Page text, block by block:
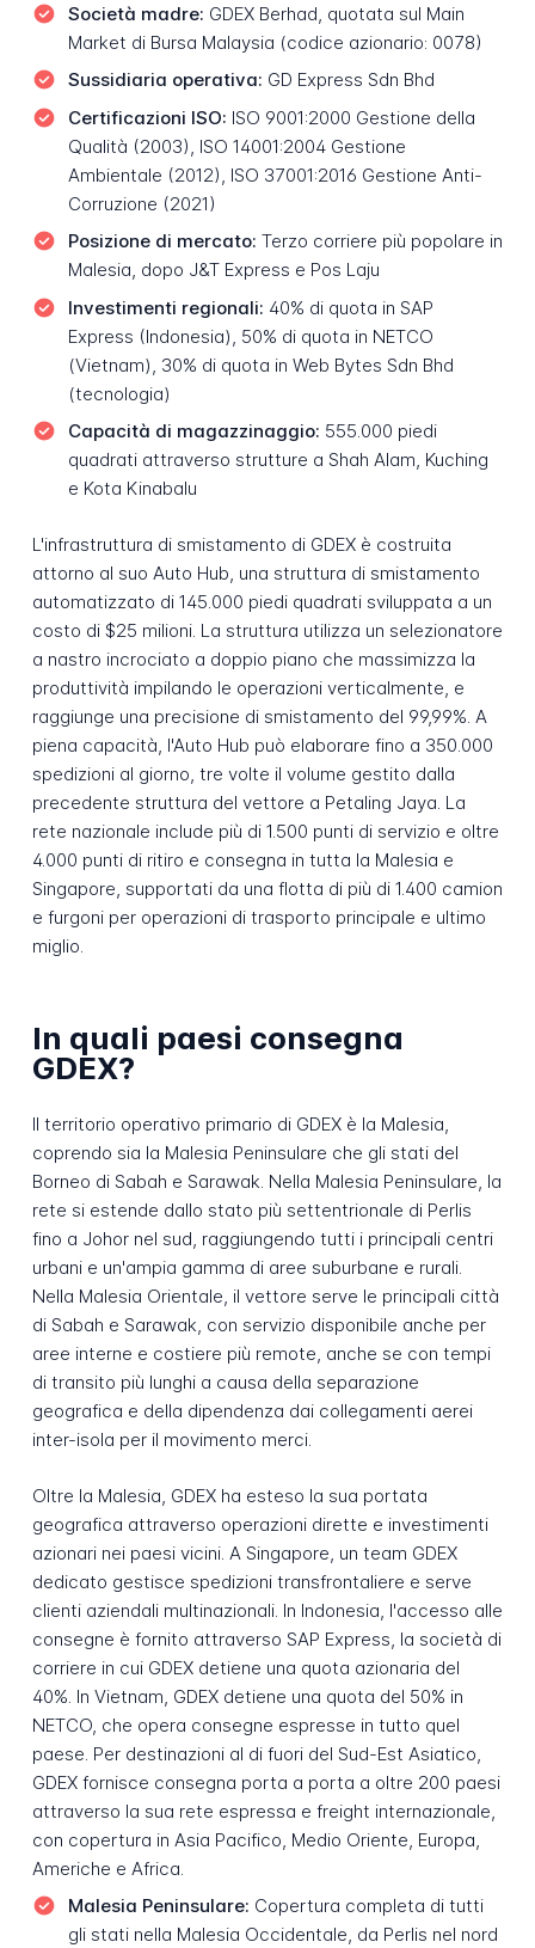
Società madre: GDEX Berhad, quotata sul Main
Market di Bursa Malaysia (codice azionario: 0078)
Sussidiaria operativa: GD Express Sdn Bhd
Certificazioni ISO: ISO 9001:2000 Gestione della
Qualità (2003), ISO 14001:2004 Gestione
Ambientale (2012), ISO 37001:2016 Gestione Anti-
Corruzione (2021)
Posizione di mercato: Terzo corriere più popolare in
Malesia, dopo J&T Express e Pos Laju
Investimenti regionali: 40% di quota in SAP
Express (Indonesia), 50% di quota in NETCO
(Vietnam), 30% di quota in Web Bytes Sdn Bhd
(tecnologia)
Capacità di magazzinaggio: 555.000 piedi
quadrati attraverso strutture a Shah Alam, Kuching
e Kota Kinabalu
L'infrastruttura di smistamento di GDEX è costruita
attorno al suo Auto Hub, una struttura di smistamento
automatizzato di 145.000 piedi quadrati sviluppata a un
costo di $25 milioni. La struttura utilizza un selezionatore
a nastro incrociato a doppio piano che massimizza la
produttività impilando le operazioni verticalmente, e
raggiunge una precisione di smistamento del 99,99%. A
piena capacità, l'Auto Hub può elaborare fino a 350.000
spedizioni al giorno, tre volte il volume gestito dalla
precedente struttura del vettore a Petaling Jaya. La
rete nazionale include più di 1.500 punti di servizio e oltre
4.000 punti di ritiro e consegna in tutta la Malesia e
Singapore, supportati da una flotta di più di 1.400 camion
e furgoni per operazioni di trasporto principale e ultimo
miglio.
In quali paesi consegna
GDEX?
Il territorio operativo primario di GDEX è la Malesia,
coprendo sia la Malesia Peninsulare che gli stati del
Borneo di Sabah e Sarawak. Nella Malesia Peninsulare, la
rete si estende dallo stato più settentrionale di Perlis
fino a Johor nel sud, raggiungendo tutti i principali centri
urbani e un'ampia gamma di aree suburbane e rurali.
Nella Malesia Orientale, il vettore serve le principali città
di Sabah e Sarawak, con servizio disponibile anche per
aree interne e costiere più remote, anche se con tempi
di transito più lunghi a causa della separazione
geografica e della dipendenza dai collegamenti aerei
inter-isola per il movimento merci.
Oltre la Malesia, GDEX ha esteso la sua portata
geografica attraverso operazioni dirette e investimenti
azionari nei paesi vicini. A Singapore, un team GDEX
dedicato gestisce spedizioni transfrontaliere e serve
clienti aziendali multinazionali. In Indonesia, l'accesso alle
consegne è fornito attraverso SAP Express, la società di
corriere in cui GDEX detiene una quota azionaria del
40%. In Vietnam, GDEX detiene una quota del 50% in
NETCO, che opera consegne espresse in tutto quel
paese. Per destinazioni al di fuori del Sud-Est Asiatico,
GDEX fornisce consegna porta a porta a oltre 200 paesi
attraverso la sua rete espressa e freight internazionale,
con copertura in Asia Pacifico, Medio Oriente, Europa,
Americhe e Africa.
Malesia Peninsulare: Copertura completa di tutti
gli stati nella Malesia Occidentale, da Perlis nel nord